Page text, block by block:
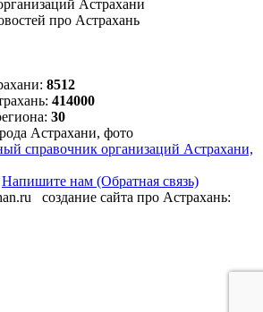
Астрахани
про Астрахань
8512
414000
30
справочник организаций Астрахани,
Напишите нам (Обратная связь)
создание сайта про Астрахань: